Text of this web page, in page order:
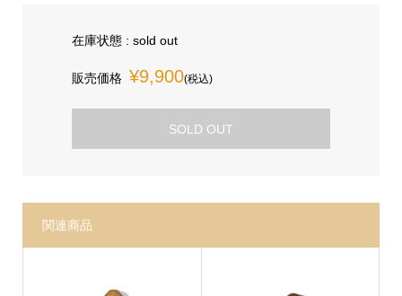
在庫状態 : sold out
販売価格 ¥9,900(税込)
SOLD OUT
関連商品